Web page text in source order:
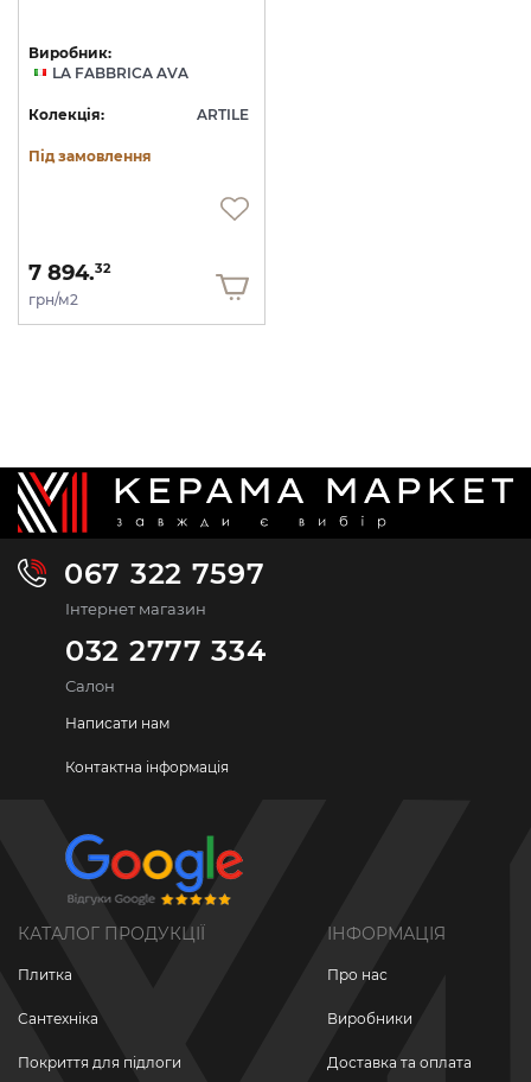
Виробник:
LA FABBRICA AVA
Колекція: ARTILE
Під замовлення
7 894.32
грн/м2
067 322 7597
Інтернет магазин
032 2777 334
Салон
Написати нам
Контактна інформація
КАТАЛОГ ПРОДУКЦІЇ
Плитка
Сантехніка
Покриття для підлоги
ІНФОРМАЦІЯ
Про нас
Виробники
Доставка та оплата